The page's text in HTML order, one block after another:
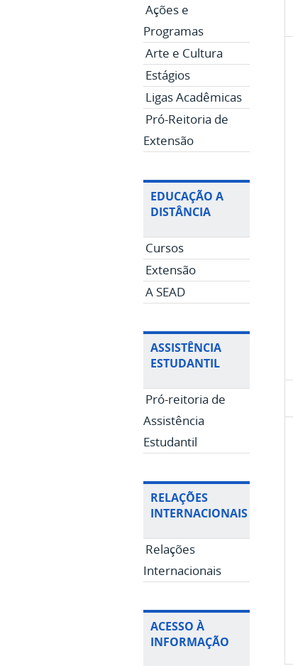
Ações e
Programas
Arte e Cultura
Estágios
Ligas Acadêmicas
Pró-Reitoria de
Extensão
EDUCAÇÃO A
DISTÂNCIA
Cursos
Extensão
A SEAD
ASSISTÊNCIA
ESTUDANTIL
Pró-reitoria de
Assistência
Estudantil
RELAÇÕES
INTERNACIONAIS
Relações
Internacionais
ACESSO À
INFORMAÇÃO